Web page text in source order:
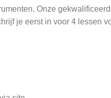
Onze
je eerst in voor 4 lessen